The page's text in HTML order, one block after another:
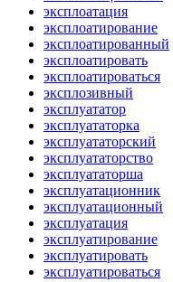
эксплоатация
эксплоатирование
эксплоатированный
эксплоатировать
эксплоатироваться
эксплозивный
эксплуататор
эксплуататорка
эксплуататорский
эксплуататорство
эксплуататорша
эксплуатационник
эксплуатационный
эксплуатация
эксплуатирование
эксплуатировать
эксплуатироваться